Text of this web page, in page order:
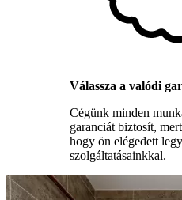
Válassza a valódi
Cégünk minden
garanciát biztosít,
hogy ön elégedett
szolgáltatásainkkal.